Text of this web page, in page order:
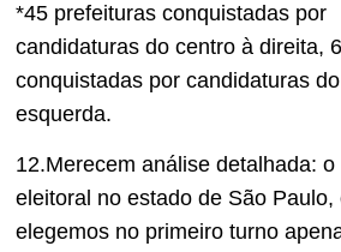
*45 prefeituras conquistadas por
candidaturas do centro à direita,
conquistadas por candidaturas
esquerda.
12.Merecem análise detalhada: o
eleitoral no estado de São Paulo,
elegemos no primeiro turno